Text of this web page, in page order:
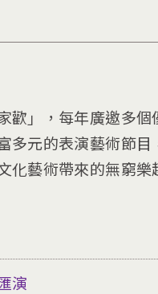
歡」，每年廣邀多
多元的表演藝術節
化藝術帶來的無窮樂
演